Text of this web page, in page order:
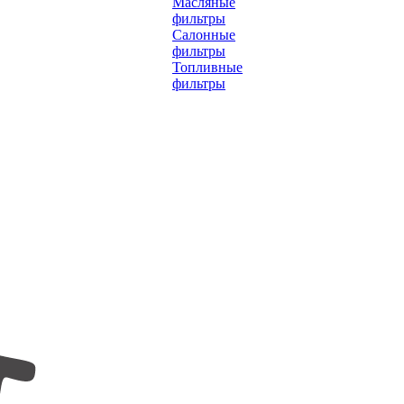
фильтры
Салонные
фильтры
Топливные
фильтры